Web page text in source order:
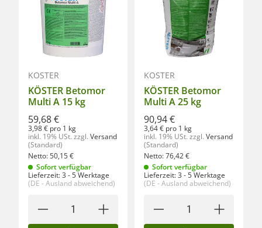
KÖSTER
KÖSTER Betomor
Multi A 15 kg
59,68 €
3,98 € pro 1 kg
inkl. 19% USt. zzgl. Versand
(Standard)
Netto:50,15€
Sofort verfügbar
Lieferzeit:3 - 5 Werktage
(DE - Ausland abweichend)
KÖSTER
KÖSTER Betomor
Multi A 25 kg
90,94 €
3,64 € pro 1 kg
inkl. 19% USt. zzgl. Versand
(Standard)
Netto:76,42€
Sofort verfügbar
Lieferzeit:3 - 5 Werktage
(DE - Ausland abweichend)